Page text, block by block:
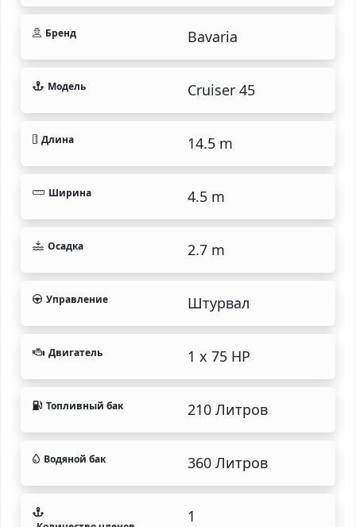
Бренд Bavaria
Модель Cruiser 45
Длина 14.5 m
Ширина 4.5 m
Осадка 2.7 m
Управление Штурвал
Двигатель 1 x 75 HP
Топливный бак 210 Литров
Водяной бак 360 Литров
1